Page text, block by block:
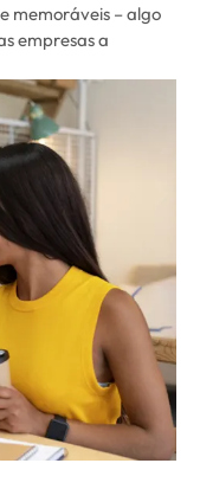
memoráveis – algo
empresas a